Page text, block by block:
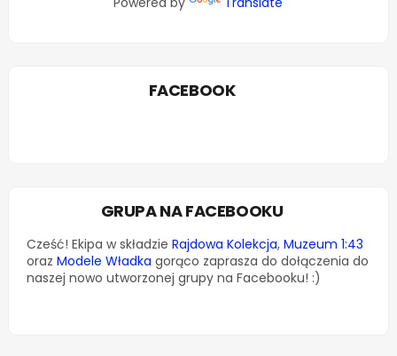
FACEBOOK
GRUPA NA FACEBOOKU
Cześć! Ekipa w składzie Rajdowa Kolekcja, Muzeum 1:43
oraz Modele Władka gorąco zaprasza do dołączenia do
naszej nowo utworzonej grupy na Facebooku! :)